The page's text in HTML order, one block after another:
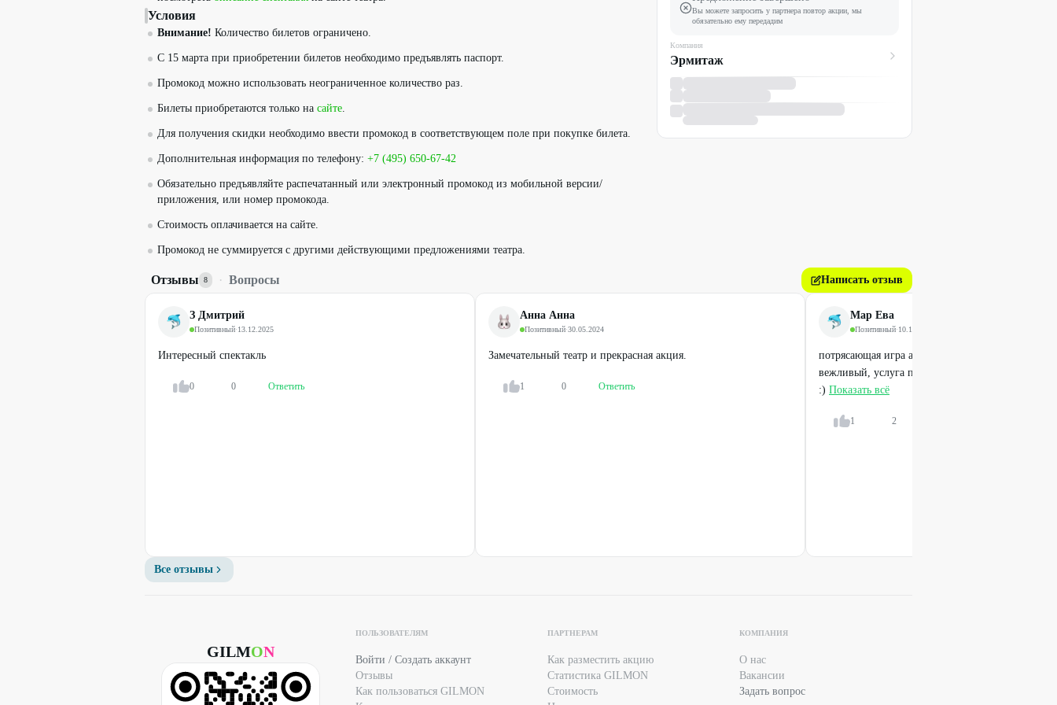
Условия
Внимание! Количество билетов ограничено.
С 15 марта при приобретении билетов необходимо предъявлять паспорт.
Промокод можно использовать неограниченное количество раз.
Билеты приобретаются только на сайте.
Для получения скидки необходимо ввести промокод в соответствующем поле при покупке билета.
Дополнительная информация по телефону: +7 (495) 650-67-42
Обязательно предъявляйте распечатанный или электронный промокод из мобильной версии/
приложения, или номер промокода.
Стоимость оплачивается на сайте.
Промокод не суммируется с другими действующими предложениями театра.
Вы можете запросить у партнера повтор акции, мы
обязательно ему передадим
Компания
Эрмитаж
Отзывы 8 · Вопросы Написать отзыв
З Дмитрий
Позитивный·13.12.2025
Интересный спектакль
0 0 Ответить
Анна Анна
Позитивный·30.05.2024
Замечательный театр и прекрасная акция.
1 0 Ответить
Мар Ева
Позитивный·10.10.2023
потрясающая игра актерского состава, персонал
вежливый, услуга по купону была оказана, всё
:) Показать всё
1 2
Все отзывы
GILMON
ПОЛЬЗОВАТЕЛЯМ
Войти / Создать аккаунт
Отзывы
Как пользоваться GILMON
ПАРТНЕРАМ
Как разместить акцию
Статистика GILMON
Стоимость
КОМПАНИЯ
О нас
Вакансии
Задать вопрос